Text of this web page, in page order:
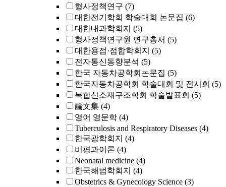
형사정책연구 (7)
대한전기학회 학술대회 논문집 (6)
대한내과학회지 (5)
형사정책연구원 연구총서 (5)
대한용접·접합학회지 (5)
전자통신동향분석 (5)
한국 자동차공학회논문집 (5)
한국자동차공학회 학술대회 및 전시회 (5)
복합신소재구조학회 학술발표회 (5)
論文集 (4)
영어 영문학 (4)
Tuberculosis and Respiratory Diseases (4)
한국광학회지 (4)
비평과이론 (4)
Neonatal medicine (4)
한국해법학회지 (4)
Obstetrics & Gynecology Science (3)